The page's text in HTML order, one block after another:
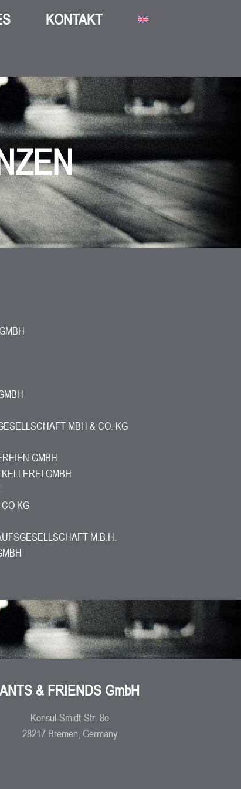
KONTAKT
MBH & CO. KG
GMBH
GMBH
KG
M.B.H.
ANTS & FRIENDS GmbH
Konsul-Smidt-Str. 8e
28217 Bremen, Germany